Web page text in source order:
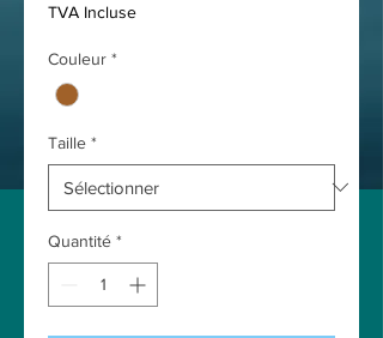
TVA Incluse
Couleur *
Taille *
Quantité *